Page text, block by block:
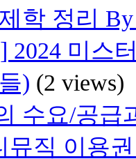
학 정리
2024 미스
) (2 views)
수요/공급
뮤직 이용